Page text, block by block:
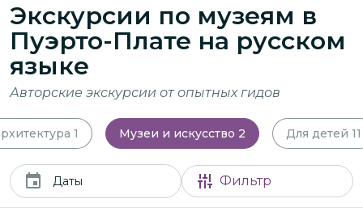
Экскурсии по музеям в
Пуэрто-Плате на русском
языке
Авторские экскурсии от опытных гидов
1 Музеи и искусство 2 Для детей 11
Даты Фильтр